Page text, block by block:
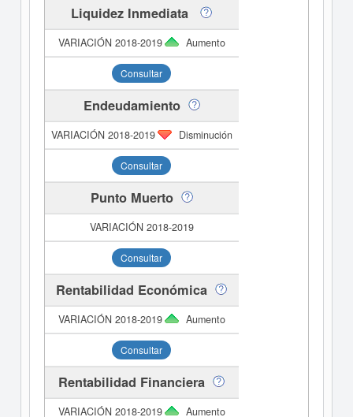
Liquidez Inmediata
Aumento
Consultar
Endeudamiento
Disminución
Consultar
Punto Muerto
Consultar
Rentabilidad Económica
Aumento
Consultar
Rentabilidad Financiera
Aumento